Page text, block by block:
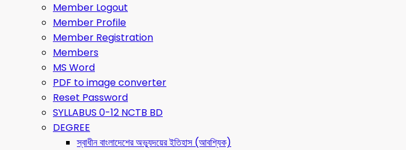
Member Logout
Member Profile
Member Registration
Members
MS Word
PDF to image converter
Reset Password
SYLLABUS 0-12 NCTB BD
DEGREE
স্বাধীন বাংলাদেশের অভ্যুদয়ের ইতিহাস (আবশ্যিক)